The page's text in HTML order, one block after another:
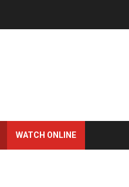
WATCH ONLINE